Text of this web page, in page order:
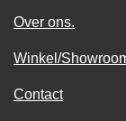
Over ons.
Winkel/
Contact